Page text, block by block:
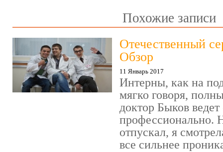
Похожие записи
Отечественный
Обзор
11 Январь 2017
Интерны, как на
мягко говоря,
доктор Быков ведет
профессионально.
отпускал, я
все сильнее